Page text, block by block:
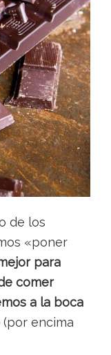
de los
«poner
para
comer
a la boca
(por encima